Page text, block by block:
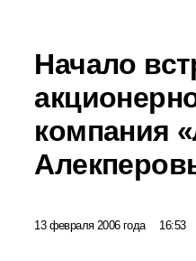
Начало
компания
13 февраля 2006 года 16:53